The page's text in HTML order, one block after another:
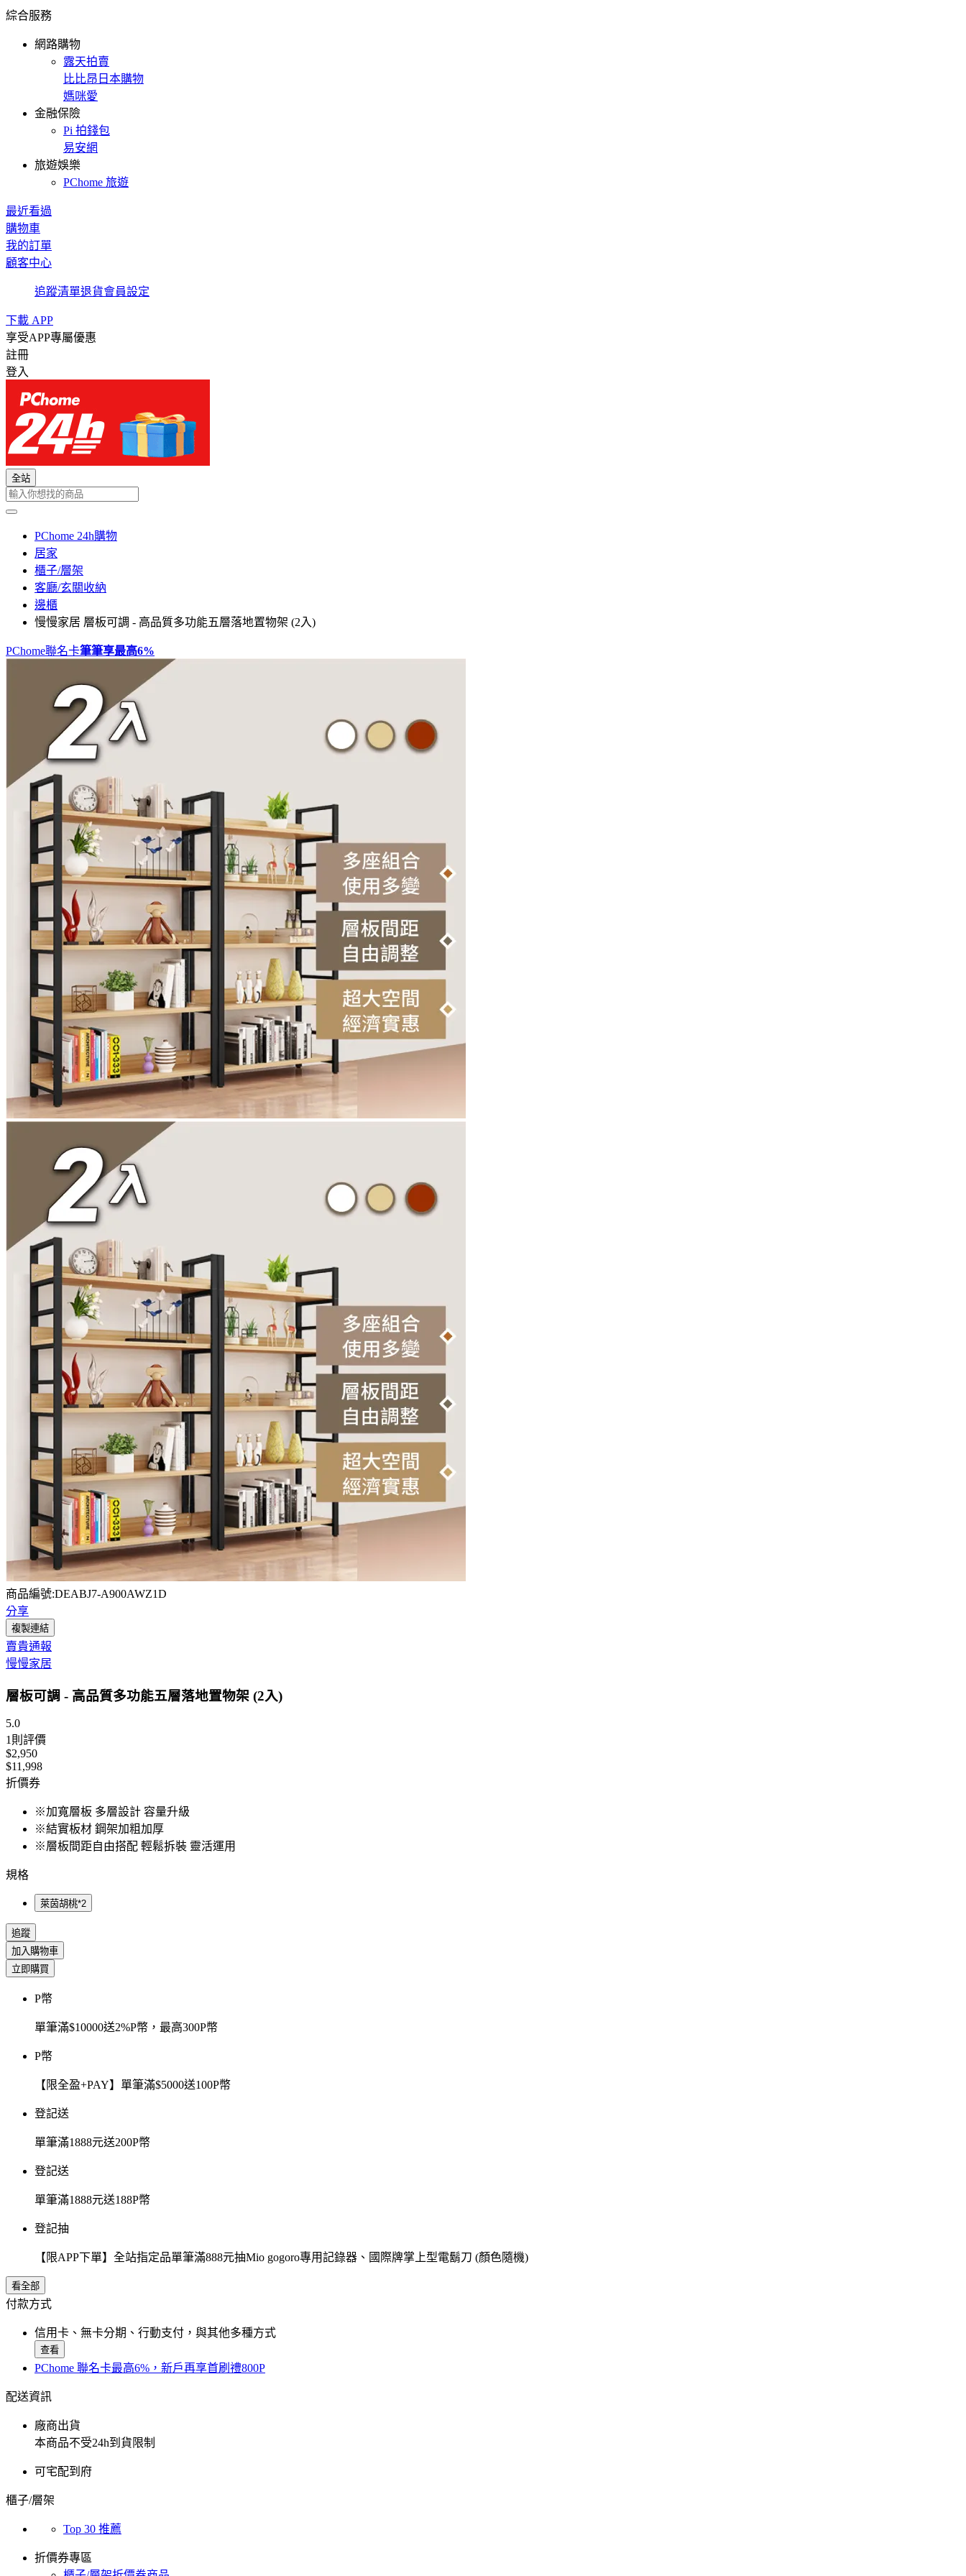
綜合服務
網路購物
露天拍賣
比比昂日本購物
媽咪愛
金融保險
Pi 拍錢包
易安網
旅遊娛樂
PChome 旅遊
最近看過
購物車
我的訂單
顧客中心
追蹤清單退貨會員設定
下載 APP
享受APP專屬優惠
註冊
登入
全站
PChome 24h購物
居家
櫃子/層架
客廳/玄關收納
邊櫃
慢慢家居 層板可調 - 高品質多功能五層落地置物架 (2入)
PChome聯名卡筆筆享最高6%
商品編號:DEABJ7-A900AWZ1D
分享
複製連結
賣貴通報
慢慢家居
層板可調 - 高品質多功能五層落地置物架 (2入)
5.0
1則評價
$2,950
$11,998
折價券
※加寬層板 多層設計 容量升級
※結實板材 鋼架加粗加厚
※層板間距自由搭配 輕鬆拆裝 靈活運用
規格
萊茵胡桃*2
追蹤
加入購物車
立即購買
P幣
單筆滿$10000送2%P幣，最高300P幣
P幣
【限全盈+PAY】單筆滿$5000送100P幣
登記送
單筆滿1888元送200P幣
登記送
單筆滿1888元送188P幣
登記抽
【限APP下單】全站指定品單筆滿888元抽Mio gogoro專用記錄器、國際牌掌上型電鬍刀 (顏色隨機)
看全部
付款方式
信用卡、無卡分期、行動支付，與其他多種方式
查看
PChome 聯名卡最高6%，新戶再享首刷禮800P
配送資訊
廠商出貨
本商品不受24h到貨限制
可宅配到府
櫃子/層架
Top 30 推薦
折價券專區